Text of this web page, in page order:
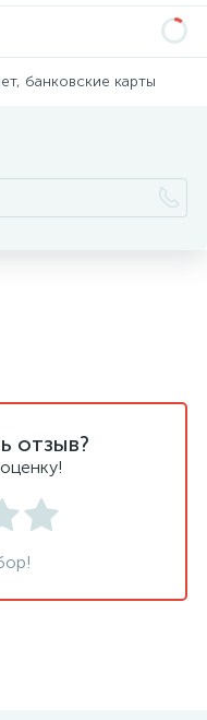
банковские карты
отзыв?